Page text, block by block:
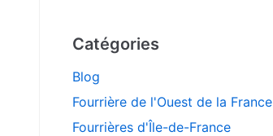
Catégories
Blog
Fourrière de l'Ouest de la France
Fourrières d'Île-de-France